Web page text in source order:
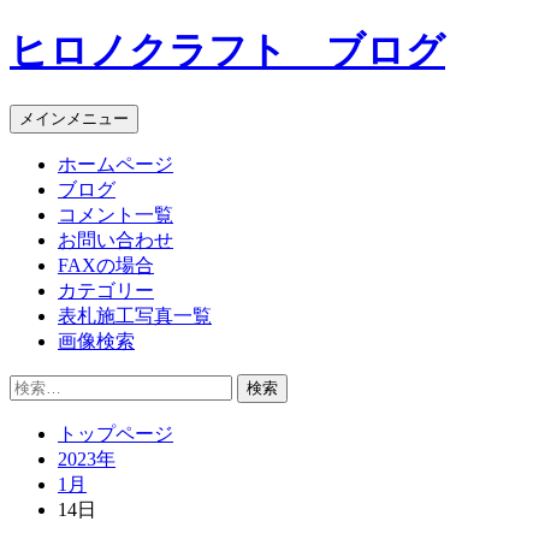
コ
ン
ン
ツ
ヒロノクラフト ブログ
メインメニュー
ホームページ
ブログ
コメント一覧
お問い合わせ
FAXの場合
カテゴリー
表札施工写真一覧
画像検索
検
トップページ
2023年
1月
14日